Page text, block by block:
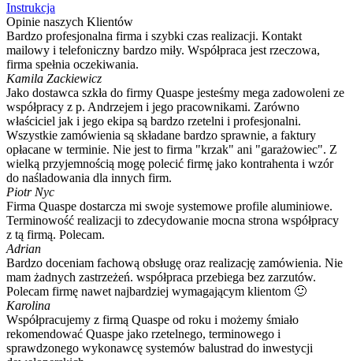
Instrukcja
Opinie naszych Klientów
Bardzo profesjonalna firma i szybki czas realizacji. Kontakt
mailowy i telefoniczny bardzo miły. Współpraca jest rzeczowa,
firma spełnia oczekiwania.
Kamila Zackiewicz
Jako dostawca szkła do firmy Quaspe jesteśmy mega zadowoleni ze
współpracy z p. Andrzejem i jego pracownikami. Zarówno
właściciel jak i jego ekipa są bardzo rzetelni i profesjonalni.
Wszystkie zamówienia są składane bardzo sprawnie, a faktury
opłacane w terminie. Nie jest to firma "krzak" ani "garażowiec". Z
wielką przyjemnością mogę polecić firmę jako kontrahenta i wzór
do naśladowania dla innych firm.
Piotr Nyc
Firma Quaspe dostarcza mi swoje systemowe profile aluminiowe.
Terminowość realizacji to zdecydowanie mocna strona współpracy
z tą firmą. Polecam.
Adrian
Bardzo doceniam fachową obsługę oraz realizację zamówienia. Nie
mam żadnych zastrzeżeń. współpraca przebiega bez zarzutów.
Polecam firmę nawet najbardziej wymagającym klientom 🙂
Karolina
Współpracujemy z firmą Quaspe od roku i możemy śmiało
rekomendować Quaspe jako rzetelnego, terminowego i
sprawdzonego wykonawcę systemów balustrad do inwestycji